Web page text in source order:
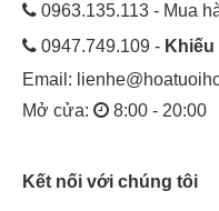
0963.135.113 - Mua
0947.749.109 -
Email:
Mở cửa:
8:00 - 20:00
Kết nối với chúng tôi